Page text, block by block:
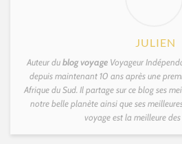
JULIEN
Auteur dublog voyageVoyageur
depuis maintenant 10 ans après une
Afrique du Sud. Il partage sur ce blog ses
notre belle planète ainsi que ses
voyage est la meilleure